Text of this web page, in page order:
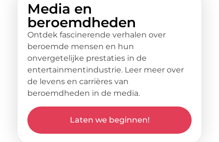
Media en
beroemdheden
Ontdek fascinerende verhalen over
beroemde mensen en hun
onvergetelijke prestaties in de
entertainmentindustrie. Leer meer over
de levens en carrières van
beroemdheden in de media.
Laten we beginnen!